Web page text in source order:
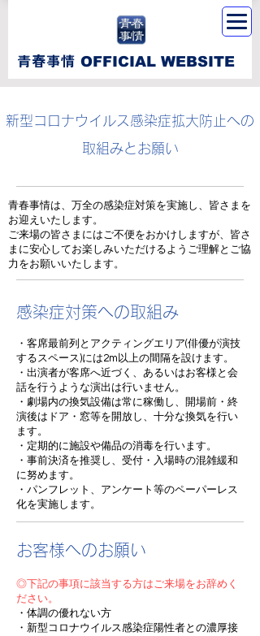
​青春事情 OFFICIAL WEBSITE
新型コロナウイルス感染症拡大防止への
取組みとお願い
青春事情は、万全の感染症対策を実施し、皆さまを
お迎えいたします。
ご来場の皆さまにはご不便をおかけしますが、皆さ
まに安心してお楽しみいただけるようご理解とご協
力をお願いいたします。
感染症対策への取組み
・客席最前列とアクティングエリア(俳優が演技
するスペース)には2m以上の間隔を設けます。
・出演者が客席へ近づく、あるいはお客様と会
話を行うような演出は行いません。
・劇場内の換気設備は常に稼働し、開場前・終
演後はドア・窓等を開放し、十分な換気を行い
ます。
・定期的に施設や備品の消毒を行います。
・事前決済を推奨し、受付・入場時の混雑緩和
に努めます。
・パンフレット、アンケート等のペーパーレス
化を実施します。
お客様へのお願い
◎下記の事項に該当する方はご来場をお辞めく
ださい。
・体調の優れない方
・新型コロナウイルス感染症陽性者との濃厚接